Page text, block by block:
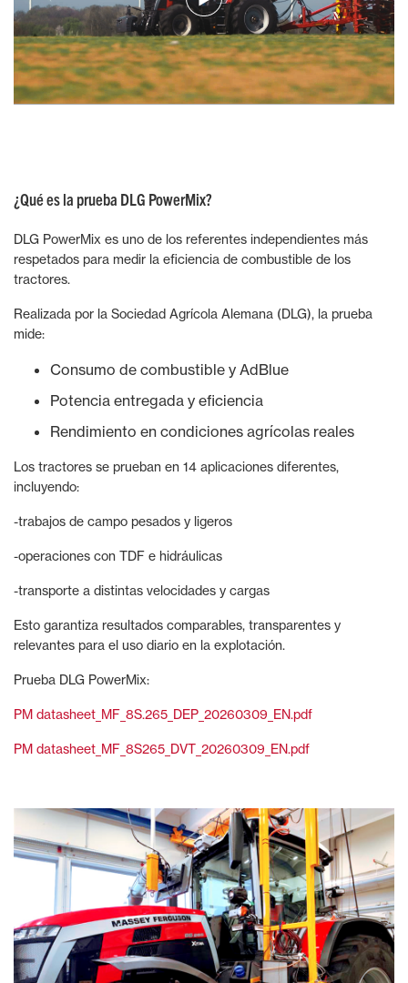
¿Qué es la prueba DLG PowerMix?
DLG PowerMix es uno de los referentes independientes más
respetados para medir la eficiencia de combustible de los
tractores.
Realizada por la Sociedad Agrícola Alemana (DLG), la prueba
mide:
Consumo de combustible y AdBlue
Potencia entregada y eficiencia
Rendimiento en condiciones agrícolas reales
Los tractores se prueban en 14 aplicaciones diferentes,
incluyendo:
-trabajos de campo pesados y ligeros
-operaciones con TDF e hidráulicas
-transporte a distintas velocidades y cargas
Esto garantiza resultados comparables, transparentes y
relevantes para el uso diario en la explotación.
Prueba DLG PowerMix:
PM datasheet_MF_8S.265_DEP_20260309_EN.pdf
PM datasheet_MF_8S265_DVT_20260309_EN.pdf